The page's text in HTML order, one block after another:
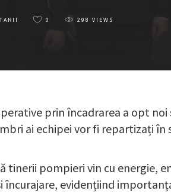
0 298 VIEWS
prin încadrarea a opt
ai echipei vor fi repartizați
tinerii pompieri vin cu energie,
încurajare, evidențiind